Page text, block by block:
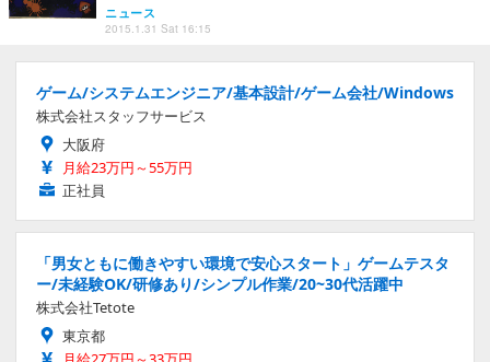
ニュース
2015.1.31 Sat 16:15
ゲーム/システムエンジニア/基本設計/ゲーム会社/Windows
株式会社スタッフサービス
大阪府
月給23万円～55万円
正社員
「男女ともに働きやすい環境で安心スタート」ゲームテスタ
ー/未経験OK/研修あり/シンプル作業/20~30代活躍中
株式会社Tetote
東京都